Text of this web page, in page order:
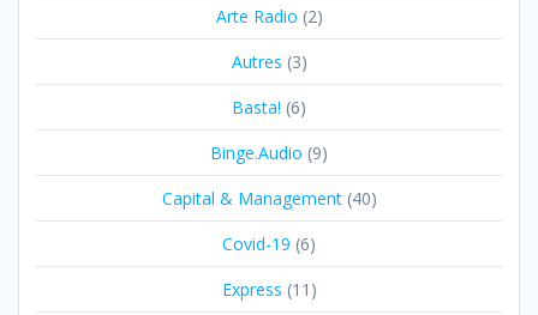
Arte Radio (2)
Autres (3)
Basta! (6)
Binge.Audio (9)
Capital & Management(40)
Covid-19 (6)
Express (11)